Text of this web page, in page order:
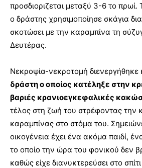
προσδιοριζεται μεταξύ 3-6 το
ο δράστης χρησιμοποίησε σκάγια
σκοτώσει με την καραμπίνα τη
Δευτέρας.
Νεκροψία-νεκροτομή
δράστη ο οποίος κατέληξε στην
βαριές κρανιοεγκεφαλικές
τέλος στη ζωή του στρέφοντας την
καραμπίνας στο στόμα του.
οικογένεια έχει ένα ακόμα παιδί,
το οποίο την ώρα του φονικού δεν
καθώς είχε διανυκτερεύσει στο